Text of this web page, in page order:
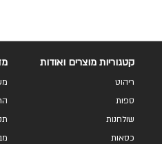
קטגוריות מוצרים ואודות
ריהוט
ספות
שולחנות
כסאות